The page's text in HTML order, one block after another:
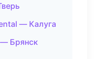
— Калуга
Брянск